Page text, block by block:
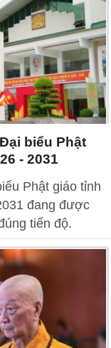
biểu Phật
- 2031
Phật giáo tỉnh
đang được
tiến độ.